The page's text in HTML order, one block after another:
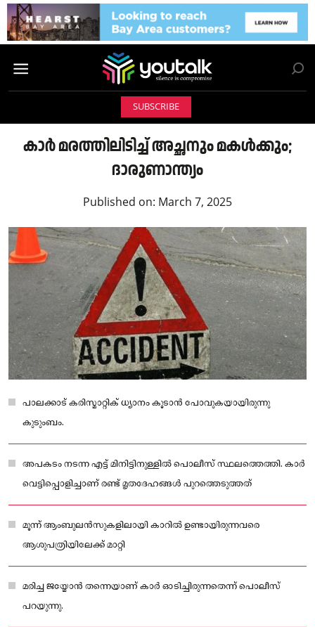
SUBSCRIBE
കാർ മരത്തിലിടിച്ച് അച്ഛനും മകൾക്കും;
ദാരുണാന്ത്യം
Published on: March 7, 2025
പാലക്കാട് കരിസ്മാറ്റിക് ധ്യാനം കൂടാൻ പോവുകയായിരുന്നു
കുടുംബം.
അപകടം നടന്ന എട്ട് മിനിട്ടിനുള്ളിൽ പൊലീസ് സ്ഥലത്തെത്തി. കാർ
വെട്ടിപ്പൊളിച്ചാണ് രണ്ട് മൃതദേഹങ്ങൾ പുറത്തെടുത്തത്
മൂന്ന് ആംബുലൻസുകളിലായി കാറിൽ ഉണ്ടായിരുന്നവരെ
ആശുപത്രിയിലേക്ക് മാറ്റി
മരിച്ച ജയ്മോൻ തന്നെയാണ് കാർ ഓടിച്ചിരുന്നതെന്ന് പൊലീസ്
പറയുന്നു.